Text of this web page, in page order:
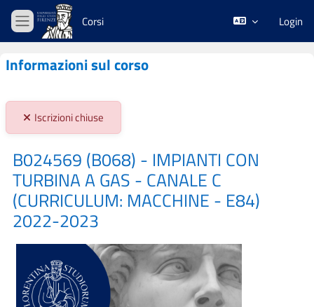
Vai al contenuto principale
Pannello laterale
Corsi Login
Informazioni sul corso
Stato iscrizioni:
Iscrizioni chiuse
B024569 (B068) - IMPIANTI CON
TURBINA A GAS - CANALE C
(CURRICULUM: MACCHINE - E84)
2022-2023